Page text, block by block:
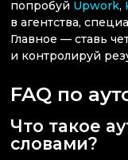
попробуй Upwork,
в агентства,
Главное — ставь
и контролируй
FAQ по
Что такое
словами?